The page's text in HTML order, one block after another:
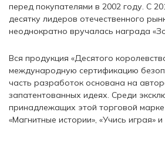
перед покупателями в 2002 году. С
десятку лидеров отечественного
неоднократно вручалась награда
Вся продукция «Десятого
международную сертификацию
часть разработок основана на
запатентованных идеях. Среди
принадлежащих этой торговой марке
«Магнитные истории», «Учись играя» и